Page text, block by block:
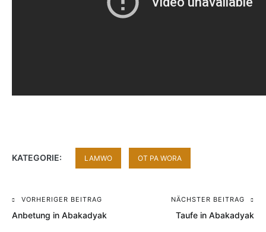
KATEGORIE: LAMWO OT PA WORA
Beitragsnavigation
VORHERIGER BEITRAG
Anbetung in Abakadyak
NÄCHSTER BEITRAG
Taufe in Abakadyak